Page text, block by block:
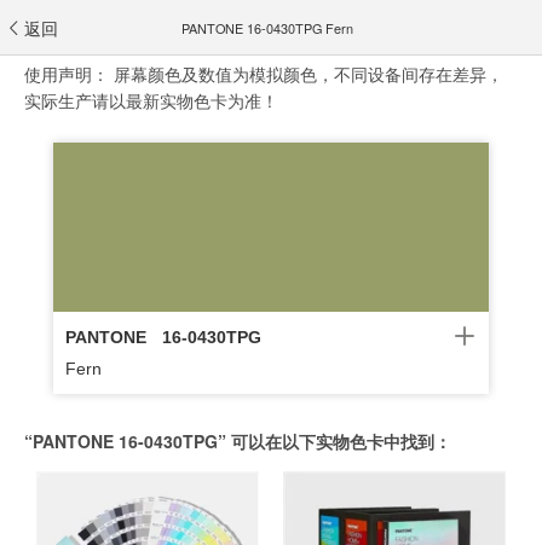
返回 PANTONE 16-0430TPG Fern
使用声明： 屏幕颜色及数值为模拟颜色，不同设备间存在差异，
实际生产请以最新实物色卡为准！
PANTONE
16-0430TPG
Fern
“PANTONE 16-0430TPG” 可以在以下实物色卡中找到：